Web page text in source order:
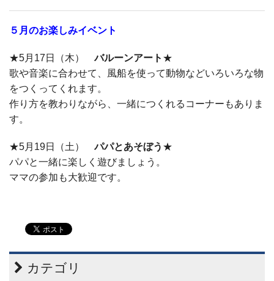
５月のお楽しみイベント
★5月17日（木）バルーンアート ★
歌や音楽に合わせて、風船を使って動物などいろいろな物
をつくってくれます。
作り方を教わりながら、一緒につくれるコーナーもありま
す。
★5月19日（土）パパとあそぼう ★
パパと一緒に楽しく遊びましょう。
ママの参加も大歓迎です。
カテゴリ